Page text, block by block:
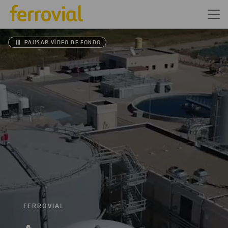
PAUSAR VÍDEO DE FONDO
FERROVIAL